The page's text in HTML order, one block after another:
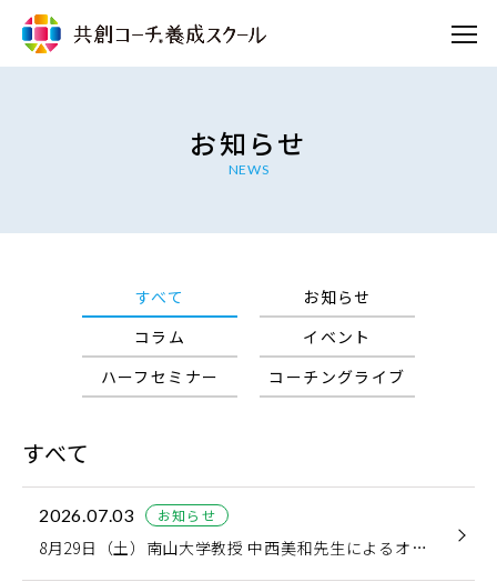
お知らせ
NEWS
すべて
お知らせ
コラム
イベント
ハーフセミナー
コーチングライブ
すべて
2026.07.03 お知らせ
8月29日（土）南山大学教授 中西美和先生によるオープンセミナー「ゲシュタルト療法の基礎 ― 今・ここ、気づき、コンタクト―」